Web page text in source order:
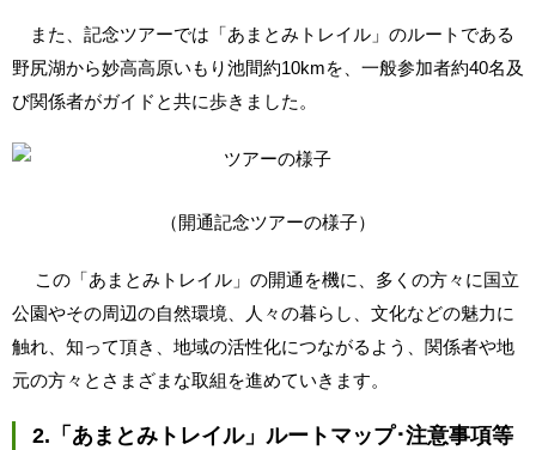
また、記念ツアーでは「あまとみトレイル」のルートである
野尻湖から妙高高原いもり池間約10kmを、一般参加者約40名及
び関係者がガイドと共に歩きました。
（開通記念ツアーの様子）
この「あまとみトレイル」の開通を機に、多くの方々に国立
公園やその周辺の自然環境、人々の暮らし、文化などの魅力に
触れ、知って頂き、地域の活性化につながるよう、関係者や地
元の方々とさまざまな取組を進めていきます。
2.「あまとみトレイル」ルートマップ･注意事項等